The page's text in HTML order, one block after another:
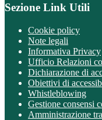
Sezione Link Utili
Cookie policy
Note legali
Informativa Privacy
Ufficio Relazioni
Dichiarazione di
Obiettivi di
Whistleblowing
Gestione consensi
Amministrazione